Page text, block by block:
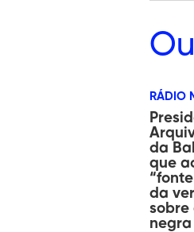
RÁDIO
da
que
da
sobre
negra